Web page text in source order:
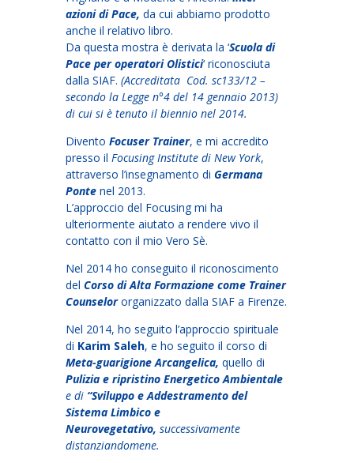
azioni di Pace, da cui abbiamo prodotto
anche il relativo libro.
Da questa mostra è derivata la ‘Scuola di
Pace per operatori Olistici‘ riconosciuta
dalla SIAF. (Accreditata Cod. sc133/12 –
secondo la Legge n°4 del 14 gennaio 2013)
di cui si è tenuto il biennio nel 2014.
Divento Focuser Trainer, e mi accredito
presso il Focusing Institute di New York,
attraverso l’insegnamento di Germana
Ponte nel 2013.
L’approccio del Focusing mi ha
ulteriormente aiutato a rendere vivo il
contatto con il mio Vero Sè.
Nel 2014 ho conseguito il riconoscimento
del Corso di Alta Formazione come Trainer
Counselororganizzato dalla SIAF a Firenze.
Nel 2014, ho seguito l’approccio spirituale
di Karim Saleh, e ho seguito il corso di
Meta-guarigione Arcangelica, quello di
Pulizia e ripristino Energetico Ambientale
e di “Sviluppo e Addestramento del
Sistema Limbico e
Neurovegetativo, successivamente
distanziandomene.